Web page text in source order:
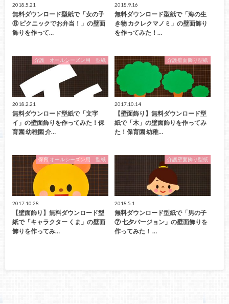
2018.5.21
無料ダウンロード型紙で「女の子
⑧ ピクニックでお弁当！」の壁面
飾りを作って…
2018.9.16
無料ダウンロード型紙で「海の生
き物 カクレクマノミ」の壁面飾り
を作ってみた！…
介護 オールシーズン用 型紙
2018.2.21
無料ダウンロード型紙で「文字
イ」の壁面飾りを作ってみた！保
育園 幼稚園 介…
介護壁面飾り型紙
2017.10.14
【壁面飾り】無料ダウンロード型
紙で「木」の壁面飾りを作ってみ
た！保育園 幼稚…
保育 オールシーズン用 型紙
2017.10.28
【壁面飾り】無料ダウンロード型
紙で「キャラクター くま」の壁面
飾りを作ってみ…
介護壁面飾り型紙
2018.5.1
無料ダウンロード型紙で「男の子
⑦ 七夕バージョン」の壁面飾りを
作ってみた！ …